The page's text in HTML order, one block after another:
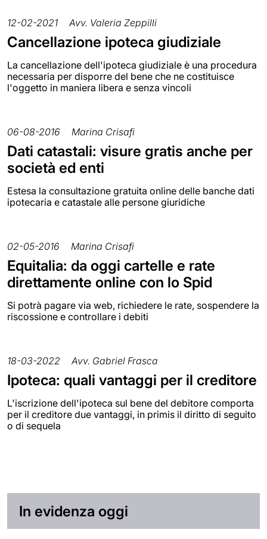
12-02-2021 Avv. Valeria Zeppilli
Cancellazione ipoteca giudiziale
La cancellazione dell'ipoteca giudiziale è una procedura
necessaria per disporre del bene che ne costituisce
l'oggetto in maniera libera e senza vincoli
06-08-2016 Marina Crisafi
Dati catastali: visure gratis anche per
società ed enti
Estesa la consultazione gratuita online delle banche dati
ipotecaria e catastale alle persone giuridiche
02-05-2016 Marina Crisafi
Equitalia: da oggi cartelle e rate
direttamente online con lo Spid
Si potrà pagare via web, richiedere le rate, sospendere la
riscossione e controllare i debiti
18-03-2022 Avv. Gabriel Frasca
Ipoteca: quali vantaggi per il creditore
L'iscrizione dell'ipoteca sul bene del debitore comporta
per il creditore due vantaggi, in primis il diritto di seguito
o di sequela
In evidenza oggi